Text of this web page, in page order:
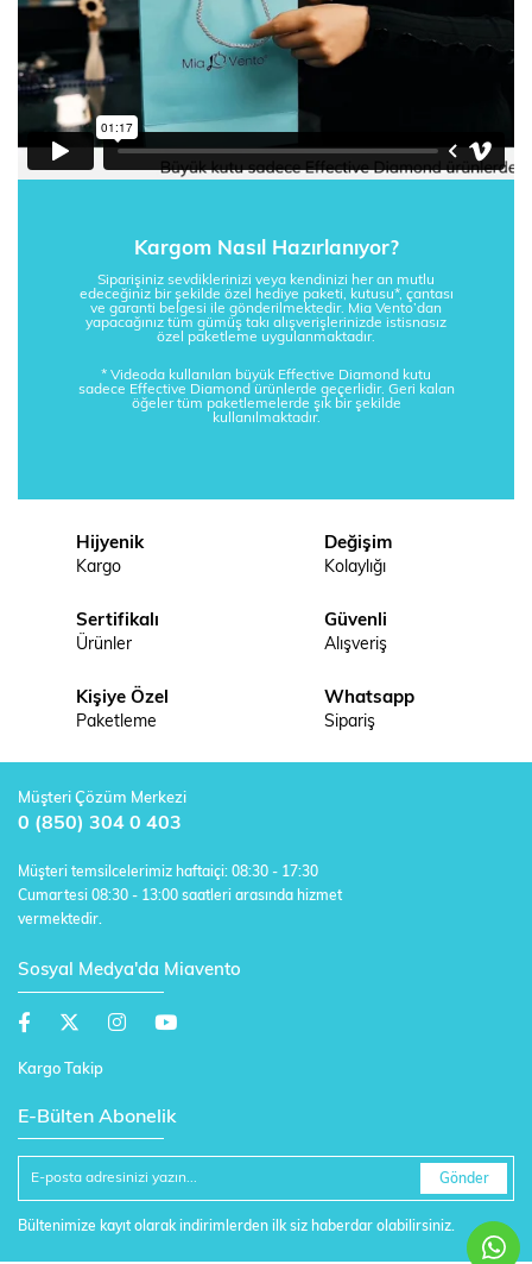
Kargom Nasıl Hazırlanıyor?
Siparişiniz sevdiklerinizi veya kendinizi her an mutlu
edeceğiniz bir şekilde özel hediye paketi, kutusu*, çantası
ve garanti belgesi ile gönderilmektedir. Mia Vento’dan
yapacağınız tüm gümüş takı alışverişlerinizde istisnasız
özel paketleme uygulanmaktadır.
* Videoda kullanılan büyük Effective Diamond kutu
sadece Effective Diamond ürünlerde geçerlidir. Geri kalan
öğeler tüm paketlemelerde şık bir şekilde
kullanılmaktadır.
Hijyenik
Kargo
Değişim
Kolaylığı
Sertifikalı
Ürünler
Güvenli
Alışveriş
Kişiye Özel
Paketleme
Whatsapp
Sipariş
Müşteri Çözüm Merkezi
0 (850) 304 0 403
Müşteri temsilcelerimiz haftaiçi: 08:30 - 17:30
Cumartesi 08:30 - 13:00 saatleri arasında hizmet
vermektedir.
Sosyal Medya'da Miavento
Kargo Takip
E-Bülten Abonelik
Gönder
Bültenimize kayıt olarak indirimlerden ilk siz haberdar olabilirsiniz.